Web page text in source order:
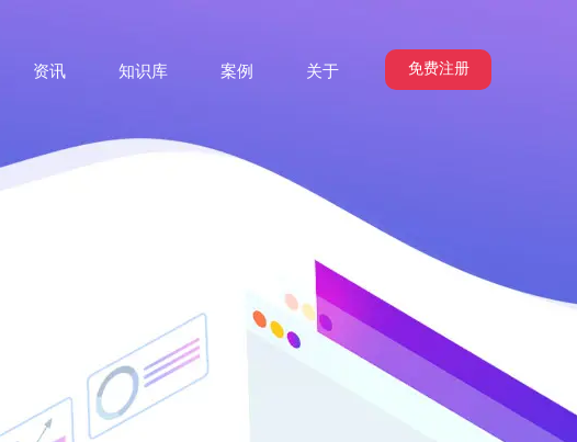
免费注册
资讯 知识库 案例 关于